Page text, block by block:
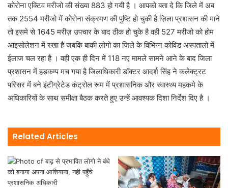
कोरोना एक्टिव मरीजो की संख्या 883 हो गयी है । आपको बता दे कि जिले में अब
तक 2554 मरीजो में कोरोना संक्रमण की पुष्टि हो चुकी है ज़िला प्रशासन की माने
तो इसमे से 1645 मरीज़ उपचार के बाद ठीक हो चुके है वही 527 मरीजो को होम
आइसोलेशन में रखा है जबकि बाकी लोगो का जिले के विभिन्न कोविड अस्पतालो में
ईलाज चल रहा है । वही एक ही दिन में 118 नए मामले सामने आने के बाद जिला
प्रशासन में हड़कम्प मच गया है जिलाधिकारी डॉक्टर आदर्श सिंह ने कलेक्ट्रट
परिसर में बने इंटीग्रेटेड कंट्रोल रूम में प्रशासनिक और स्वास्थ्य महकमे के
अधिकारियों के साथ समीक्षा बैठक करते हुए उन्हें आवश्यक दिशा निर्देश दिए है ।
Related Articles